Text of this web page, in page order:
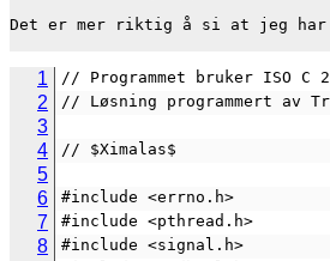
Det er mer riktig å si at jeg har
1 // Programmet bruker ISO
2 // Løsning programmert av
3
4
// $Ximalas$
5
6
#include <errno.h>
7 #include <pthread.h>
8 #include <signal.h>